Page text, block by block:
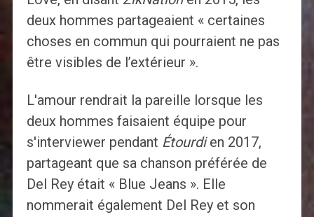
deux hommes partageaient « certaines
choses en commun qui pourraient ne pas
être visibles de l’extérieur ».
L'amour rendrait la pareille lorsque les
deux hommes faisaient équipe pour
s'interviewer pendant Étourdien 2017,
partageant que sa chanson préférée de
Del Rey était « Blue Jeans ». Elle
nommerait également Del Rey et son